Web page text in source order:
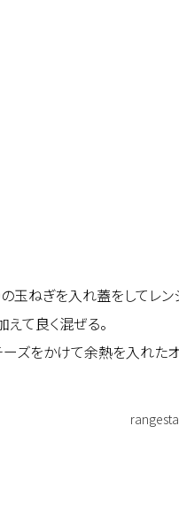
ねぎを入れ蓋をしてレン
て良く混ぜる。
をかけて余熱を入れた